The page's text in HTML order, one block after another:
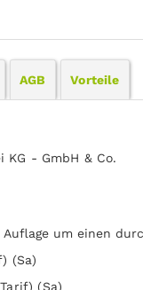
AGB Vorteile
- GmbH & Co.
um einen
(Sa)
(Sa)